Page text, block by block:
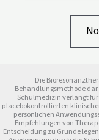
Die
Behandlungsmethode
Schulmedizin verlangt
placebokontrollierten
persönlichen
Empfehlungen von
Entscheidung zu Grunde